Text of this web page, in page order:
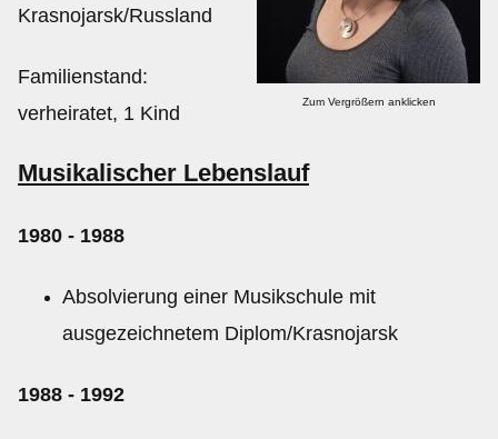
Videos
Zum Vergrößern anklicken
Krasnojarsk/Russland
Familienstand:
verheiratet, 1 Kind
Musikalischer Lebenslauf
1980 - 1988
Absolvierung einer Musikschule mit
ausgezeichnetem Diplom/Krasnojarsk
1988 - 1992